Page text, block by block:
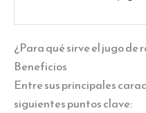
¿Para qué sirve el jugo de
Beneficios
Entre sus principales
siguientes puntos clave: